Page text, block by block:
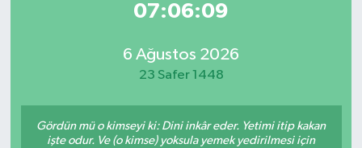
07:06:09
6 Ağustos 2026
23 Safer 1448
Gördün mü o kimseyi ki: Dini inkâr eder. Yetimi itip kakan
işte odur. Ve (o kimse) yoksula yemek yedirilmesi için
Son Dakika Haberleri